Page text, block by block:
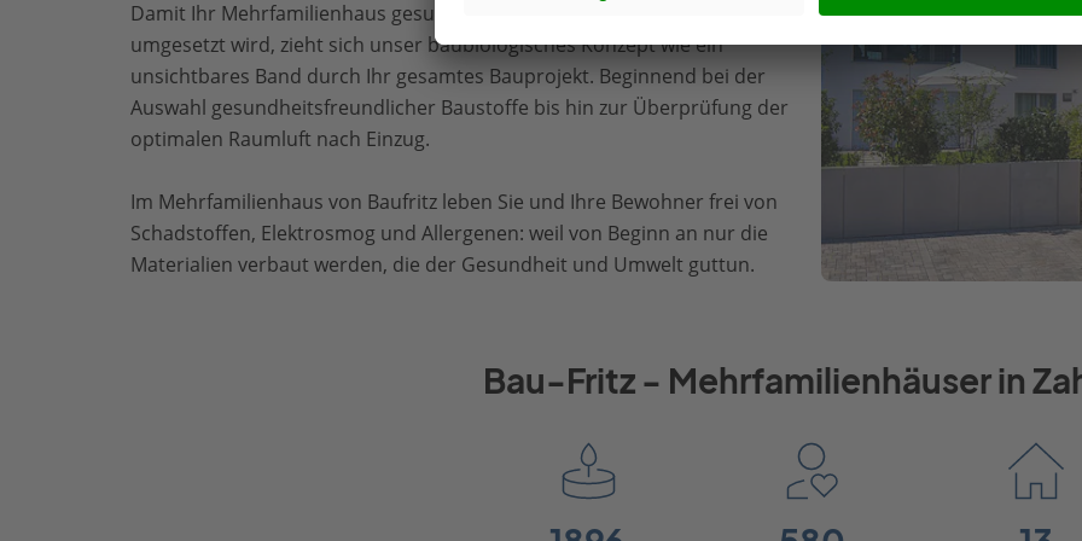
Damit Ihr Mehrfamilienhaus gesund geplant und naturschonend
umgesetzt wird, zieht sich unser baubiologisches Konzept wie ein
unsichtbares Band durch Ihr gesamtes Bauprojekt. Beginnend bei der
Auswahl gesundheitsfreundlicher Baustoffe bis hin zur Überprüfung der
optimalen Raumluft nach Einzug.
Im Mehrfamilienhaus von Baufritz leben Sie und Ihre Bewohner frei von
Schadstoffen, Elektrosmog und Allergenen: weil von Beginn an nur die
Materialien verbaut werden, die der Gesundheit und Umwelt guttun.
Bau-Fritz - Mehrfamilienhäuser in